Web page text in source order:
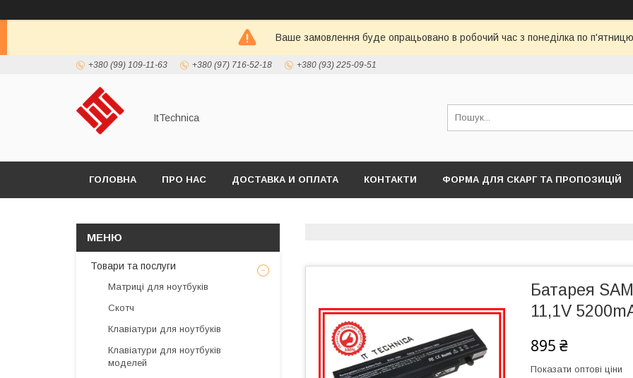
Ваше замовлення буде опрацьовано в робочий час з понеділка по
+380 (99) 109-11-63 +380 (97) 716-52-18 +380 (93) 225-09-51
ItTechnica
ГОЛОВНА ПРО НАС ДОСТАВКА И ОПЛАТА КОНТАКТИ ФОРМА ДЛЯ СКАРГ ТА ПРОПОЗИЦІЙ
Батарея
11,1V
895 ₴
Показати оптові ціни
Товари та послуги
Матриці для ноутбуків
Скотч
Клавіатури для ноутбуків
Клавіатури для ноутбуків
моделей